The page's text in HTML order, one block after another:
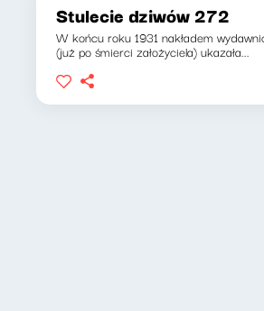
Stulecie dziwów 272
W końcu roku 1931 nakładem
(już po śmierci założyciela) ukazała...